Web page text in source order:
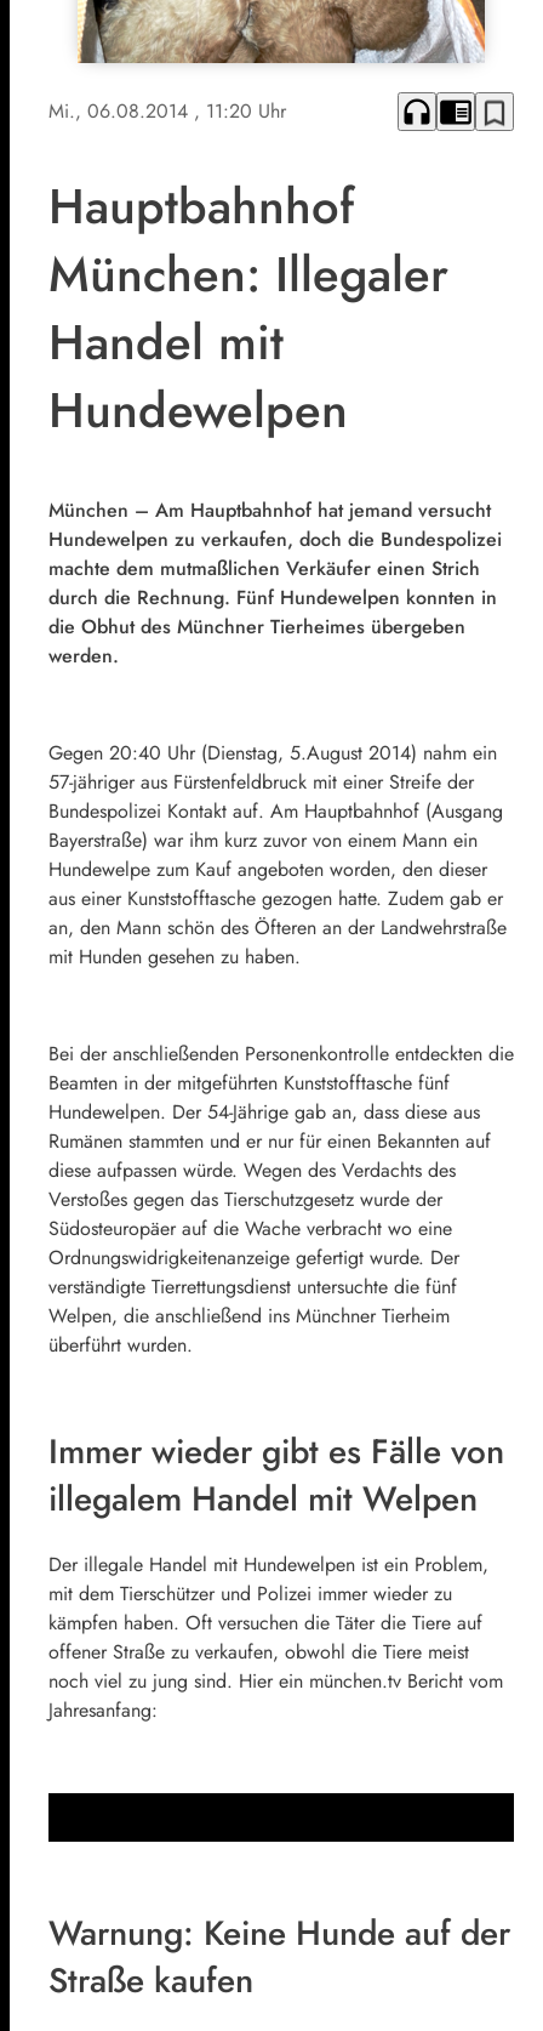
Mi., 06.08.2014 , 11:20 Uhr headphones chrome_reader_mode bookmark_border
Hauptbahnhof
München: Illegaler
Handel mit
Hundewelpen
München – Am Hauptbahnhof hat jemand versucht
Hundewelpen zu verkaufen, doch die Bundespolizei
machte dem mutmaßlichen Verkäufer einen Strich
durch die Rechnung. Fünf Hundewelpen konnten in
die Obhut des Münchner Tierheimes übergeben
werden.
Gegen 20:40 Uhr (Dienstag, 5.August 2014) nahm ein
57-jähriger aus Fürstenfeldbruck mit einer Streife der
Bundespolizei Kontakt auf. Am Hauptbahnhof (Ausgang
Bayerstraße) war ihm kurz zuvor von einem Mann ein
Hundewelpe zum Kauf angeboten worden, den dieser
aus einer Kunststofftasche gezogen hatte. Zudem gab er
an, den Mann schön des Öfteren an der Landwehrstraße
mit Hunden gesehen zu haben.
Bei der anschließenden Personenkontrolle entdeckten die
Beamten in der mitgeführten Kunststofftasche fünf
Hundewelpen. Der 54-Jährige gab an, dass diese aus
Rumänen stammten und er nur für einen Bekannten auf
diese aufpassen würde. Wegen des Verdachts des
Verstoßes gegen das Tierschutzgesetz wurde der
Südosteuropäer auf die Wache verbracht wo eine
Ordnungswidrigkeitenanzeige gefertigt wurde. Der
verständigte Tierrettungsdienst untersuchte die fünf
Welpen, die anschließend ins Münchner Tierheim
überführt wurden.
Immer wieder gibt es Fälle von
illegalem Handel mit Welpen
Der illegale Handel mit Hundewelpen ist ein Problem,
mit dem Tierschützer und Polizei immer wieder zu
kämpfen haben. Oft versuchen die Täter die Tiere auf
offener Straße zu verkaufen, obwohl die Tiere meist
noch viel zu jung sind. Hier ein münchen.tv Bericht vom
Jahresanfang:
Warnung: Keine Hunde auf der
Straße kaufen